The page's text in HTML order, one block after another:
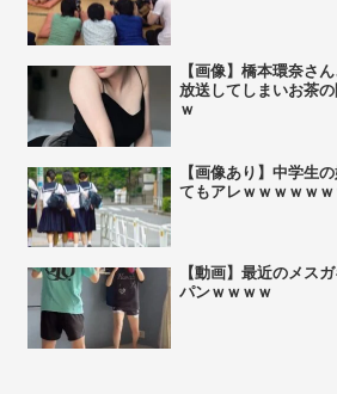
【画像】橋本環奈さ
放送してしまいお茶
ｗ
【画像あり】中学生
てもアレｗｗｗｗｗ
【動画】最近のメス
パンｗｗｗｗ